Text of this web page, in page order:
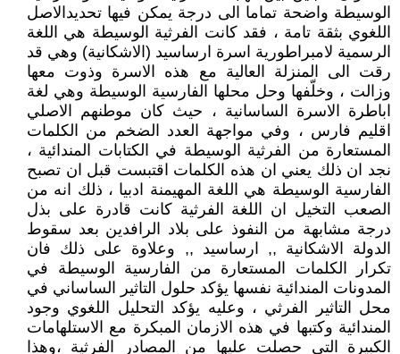
الوسيطة واضحة تماما الى درجة يمكن فيها تحديدالاصل
اللغوي بثقة تامة ، فقد كانت الفرثية الوسيطة هي اللغة
الرسمية لامبراطورية اسرة ارساسيد (الاشكانية) وهي قد
رقت الى المنزلة العالية مع هذه الاسرة وذوت معها
وزالت ، وخلّفها وحل محلها الفارسية الوسيطة وهي لغة
اباطرة الاسرة الساسانية ، حيث كان موطنهم الاصلي
اقليم فارس ، وفي مواجهة العدد الضخم من الكلمات
المستعارة من الفرثية الوسيطة في الكتابات المندائية ،
نجد ان ذلك يعني ان هذه الكلمات اقتبست قبل ان تصبح
الفارسية الوسيطة هي اللغة المهيمنة ادبيا ، ذلك انه من
الصعب التخيل ان اللغة الفرثية كانت قادرة على بذل
درجة مشابهة من النفوذ على بلاد الرافدين بعد سقوط
الدولة الاشكانية ,, ارساسيد ,, وعلاوة على ذلك فان
تكرار الكلمات المستعارة من الفارسية الوسيطة في
المدونات المندائية نفسها يؤكد حلول التاثير الساساني في
محل التاثير الفرثي ، وعليه يؤكد التحليل اللغوي وجود
المندائية وكتبها في هذه الازمان المبكرة مع الاستلهامات
الكبيرة التي حصلت عليها من المصادر الفرثية ،وهذا